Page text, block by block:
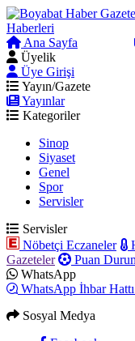
Ana Sayfa
Üyelik
Üye Girişi
Yayın/Gazete
Yayınlar
Kategoriler
Sinop
Siyaset
Genel
Spor
Servisler
Servisler
Nöbetçi Eczaneler
Gazeteler
Puan
WhatsApp
WhatsApp İhbar Hattı
Sosyal Medya